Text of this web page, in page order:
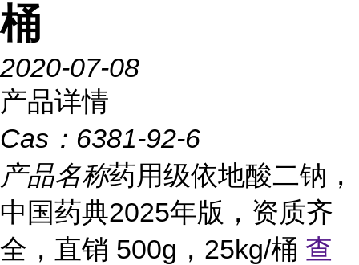
桶
2020-07-08
产品详情
Cas： 6381-92-6
产品名称药用级依地酸二钠，
中国药典2025年版，资质齐
全，直销 500g，25kg/桶 查